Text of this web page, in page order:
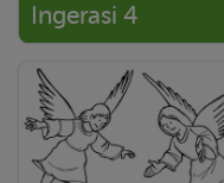
Ingerasi 4